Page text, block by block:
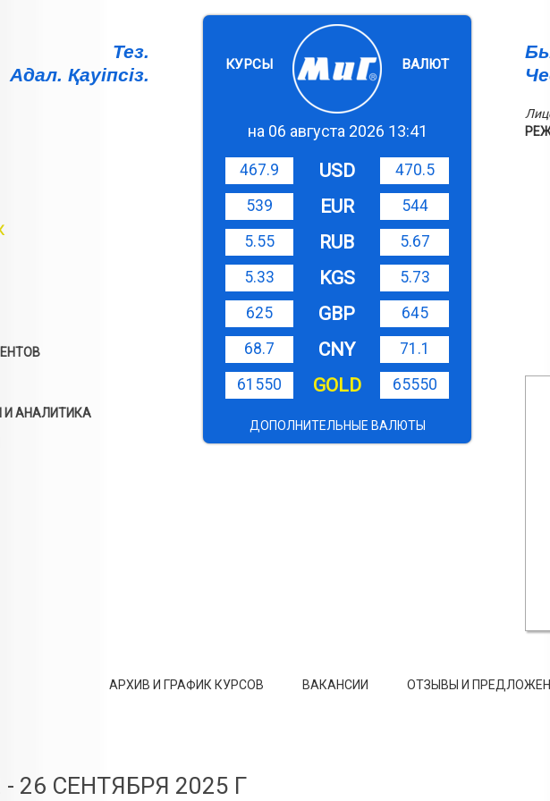
Тез.
Адал. Қауiпсiз.
КУРСЫ ВАЛЮТ
на 06 августа 2026 13:41
467.9 USD
470.5
539
EUR
544
5.55
RUB
5.67
5.33
KGS
5.73
625
GBP
645
68.7
CNY
71.1
61550
GOLD 65550
ДОПОЛНИТЕЛЬНЫЕ ВАЛЮТЫ
И АНАЛИТИКА
АРХИВ И ГРАФИК КУРСОВ ВАКАНСИИ ОТЗЫВЫ И
26 СЕНТЯБРЯ 2025 Г